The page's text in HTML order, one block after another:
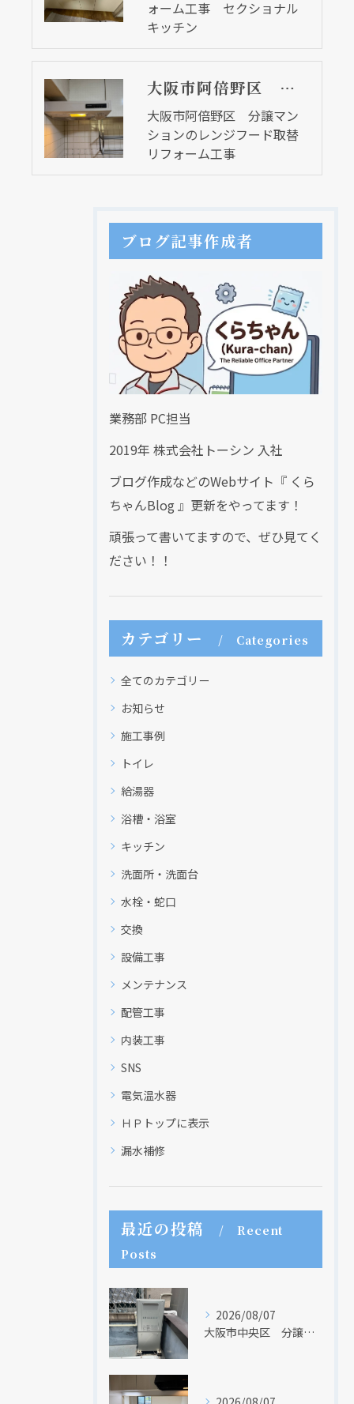
ォーム工事 セクショナル
キッチン
大阪市阿倍野区 分譲マンションのレンジフード取替リフォーム工事
大阪市阿倍野区 分譲マン
ションのレンジフード取替
リフォーム工事
ブログ記事作成者
業務部 PC担当
2019年 株式会社トーシン 入社
ブログ作成などのWebサイト『 くら
ちゃんBlog 』更新をやってます！
頑張って書いてますので、ぜひ見てく
ださい！！
カテゴリー Categories
全てのカテゴリー
お知らせ
施工事例
トイレ
給湯器
浴槽・浴室
キッチン
洗面所・洗面台
水栓・蛇口
交換
設備工事
メンテナンス
配管工事
内装工事
SNS
電気温水器
ＨＰトップに表示
漏水補修
最近の投稿
Recent
Posts
2026/08/07
大阪市中央区 分譲マンションの給湯器取替リフォーム工事 UV除菌機能搭載給湯器
現在、新聞に入っている折込チラシです。
現在、新聞に入っている折込チラシです。